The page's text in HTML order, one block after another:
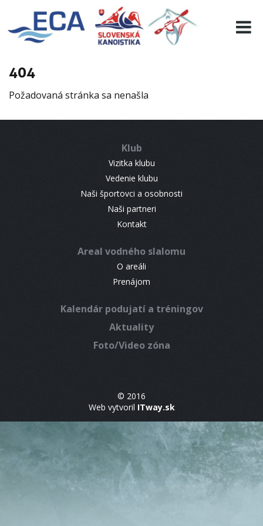
404
Požadovaná stránka sa nenašla
Klub
Vizitka klubu
Vedenie klubu
Naši športovci a osobnosti
Naši partneri
Kontakt
Areal vodného slalomu
O areáli
Prenájom
Kalendár podujatí a tréningov
Aktuality
Foto/Video zóna
© 2016
Web vytvoril ITway.sk
EURO 19
INFO
RESULTS
CONTACT